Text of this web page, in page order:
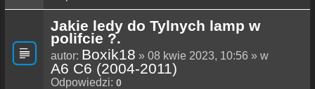
Jakie ledy do Tylnych lamp w
polifcie ?.
autor: Boxik18 » 08 kwie 2023, 10:56 » w
A6 C6 (2004-2011)
Odpowiedzi: 0